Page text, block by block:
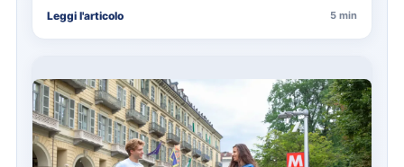
soprattutto…
Leggi l'articolo 5 min